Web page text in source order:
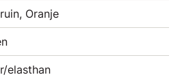
Oranje
elasthan